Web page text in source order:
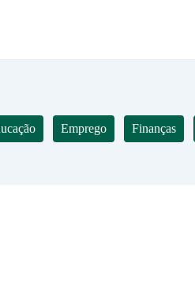
Emprego Finanças